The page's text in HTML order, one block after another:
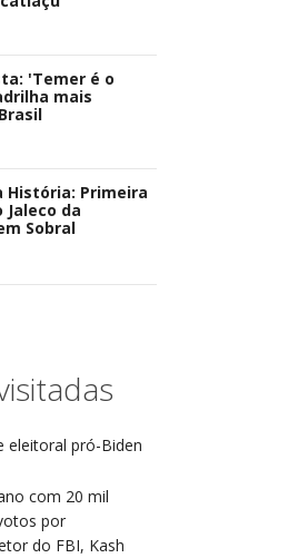
'Temer é o
mais
História: Primeira
Jaleco da
Sobral
eleitoral pró-Biden
com 20 mil
por
do FBI, Kash